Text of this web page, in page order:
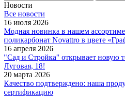
Новости
Все новости
16 июля 2026
Модная новинка в нашем
поликарбонат Novattro в цвете
16 апреля 2026
"Сад и Стройка" открывает новую
Луговая, 18!
20 марта 2026
Качество подтверждено: наша
сертификацию